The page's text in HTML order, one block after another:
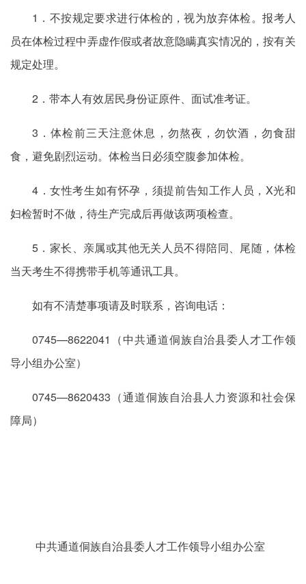
1．不按规定要求进行体检的，视为放弃体检。报考人
员在体检过程中弄虚作假或者故意隐瞒真实情况的，按有关
规定处理。
2．带本人有效居民身份证原件、面试准考证。
3．体检前三天注意休息，勿熬夜，勿饮酒，勿食甜
食，避免剧烈运动。体检当日必须空腹参加体检。
4．女性考生如有怀孕，须提前告知工作人员，X光和
妇检暂时不做，待生产完成后再做该两项检查。
5．家长、亲属或其他无关人员不得陪同、尾随，体检
当天考生不得携带手机等通讯工具。
如有不清楚事项请及时联系，咨询电话：
0745—8622041（中共通道侗族自治县委人才工作领
导小组办公室）
0745—8620433（通道侗族自治县人力资源和社会保
障局）
中共通道侗族自治县委人才工作领导小组办公室